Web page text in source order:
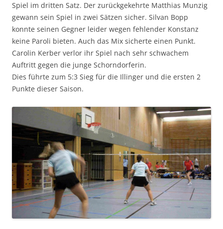
Spiel im dritten Satz. Der zurückgekehrte Matthias Munzig
gewann sein Spiel in zwei Sätzen sicher. Silvan Bopp
konnte seinen Gegner leider wegen fehlender Konstanz
keine Paroli bieten. Auch das Mix sicherte einen Punkt.
Carolin Kerber verlor ihr Spiel nach sehr schwachem
Auftritt gegen die junge Schorndorferin.
Dies führte zum 5:3 Sieg für die Illinger und die ersten 2
Punkte dieser Saison.